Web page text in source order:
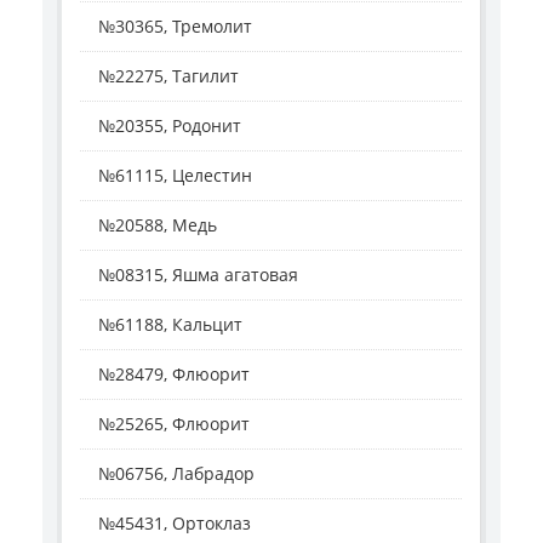
№30365, Тремолит
№22275, Тагилит
№20355, Родонит
№61115, Целестин
№20588, Медь
№08315, Яшма агатовая
№61188, Кальцит
№28479, Флюорит
№25265, Флюорит
№06756, Лабрадор
№45431, Ортоклаз